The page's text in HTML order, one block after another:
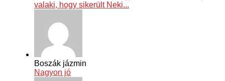
valaki, hogy sikerült Neki...
Boszák jázmin
Nagyon jó